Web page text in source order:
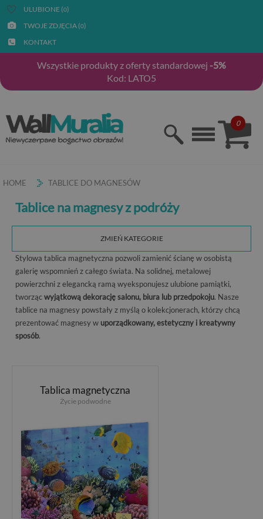
ULUBIONE (0)
TWOJE ZDJĘCIA (0)
KONTAKT
Wszystkie produkty z oferty standardowej -5%
Kod: LATO5
0
HOME TABLICE DO MAGNESÓW
Tablice na magnesy z podróży
ZMIEŃ KATEGORIE
Stylowa tablica magnetyczna pozwoli zamienić ścianę w osobistą
galerię wspomnień z całego świata. Na solidnej, metalowej
powierzchni z elegancką ramą wyeksponujesz ulubione pamiątki,
tworzącwyjątkową dekorację salonu, biura lub przedpokoju. Nasze
tablice na magnesy powstały z myślą o kolekcjonerach, którzy chcą
prezentować magnesy w uporządkowany, estetyczny i kreatywny
sposób.
Tablica magnetyczna
Życie podwodne